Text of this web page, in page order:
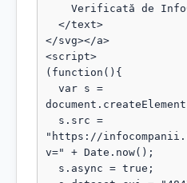
</svg></a>
<script>
(function(){
"https://
v=" + Date.now();